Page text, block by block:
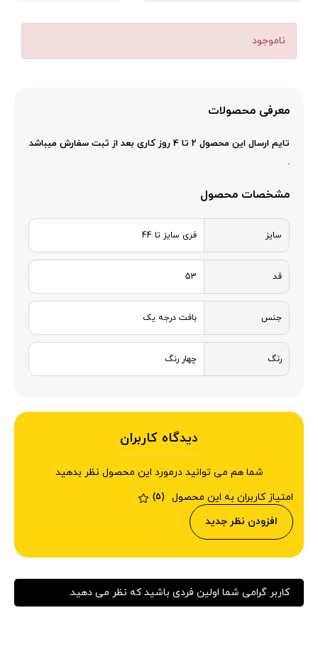
ناموجود
معرفی محصولات
تایم ارسال این محصول 2 تا 4 روز کاری بعد از ثبت سفارش میباشد
.
مشخصات محصول
سایز فری سایز تا 44
قد 53
جنس بافت درجه یک
رنگ چهار رنگ
دیدگاه کاربران
شما هم می توانید درمورد این محصول نظر بدهید
امتیاز کاربران به این محصول
(5)
افزودن نظر جدید
کاربر گرامی شما اولین فردی باشید که نظر می دهید.